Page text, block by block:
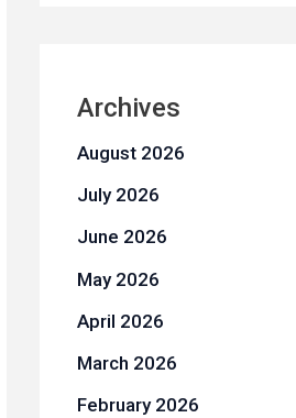
Archives
August 2026
July 2026
June 2026
May 2026
April 2026
March 2026
February 2026